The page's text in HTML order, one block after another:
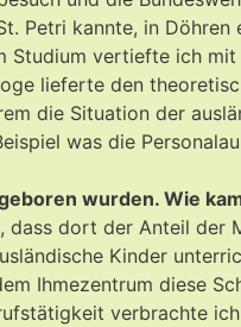
Petri kannte, in Döhren
Studium vertiefte ich
lieferte den
die Situation der
was die
wurden. Wie
dass dort der Anteil der
Kinder
Ihmezentrum diese
verbrachte